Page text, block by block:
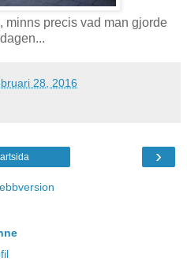
minns precis vad man gjorde
28, 2016
›